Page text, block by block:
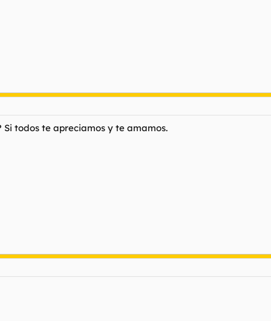
todos te apreciamos y te amamos.